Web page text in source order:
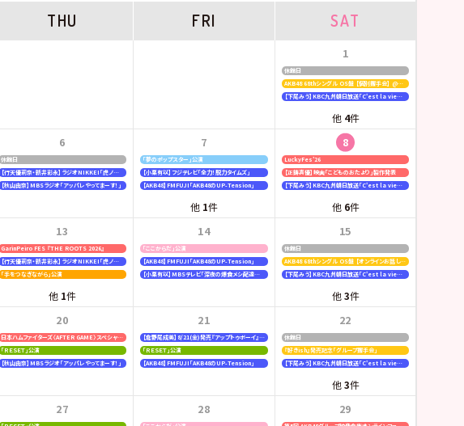
THU FRI SAT
休館日
AKB48 68thシングル OS盤 【個別握手会】 @パシフィコ横浜
【下尾みう】KBC九州朝日放送「C'est la vie〜いのちの声を伝えたい〜」
他 4件
1
休館日
【行天優莉奈・新井彩永】ラジオNIKKEI「虎ノ門 トレンド経済研究所」
【秋山由奈】MBSラジオ「アッパレやってまーす！」
6
「夢のポップスター」公演
【小栗有以】フジテレビ「全力！脱力タイムズ」
【AKB48】FMFUJI「AKB48のUP-Tension」
他 1件
7
LuckyFes’26
【正鋳真優】映画「こどものおたより」製作発表
【下尾みう】KBC九州朝日放送「C'est la vie〜いのちの声を伝えたい〜」
他 6件
8
GarinPeiro FES 『THE ROOTS 2026』
【行天優莉奈・新井彩永】ラジオNIKKEI「虎ノ門 トレンド経済研究所」
「手をつなぎながら」公演
他 1件
13
「ここからだ」公演
【AKB48】FMFUJI「AKB48のUP-Tension」
【小栗有以】MBSテレビ「深夜の爆食メシ配達員ジャンボ」
14
休館日
AKB48 68thシングル OS盤 【オンラインお話し会】
【下尾みう】KBC九州朝日放送「C'est la vie〜いのちの声を伝えたい〜」
他3件
15
日本ハムファイターズ〈AFTER GAME〉スペシャルライブ
「ＲＥＳＥＴ」公演
【秋山由奈】MBSラジオ「アッパレやってまーす！」
20
【倉野尾成美】8/21(金)発売『アップトゥボーイ』連載なるティットコレクション
「ＲＥＳＥＴ」公演
【AKB48】FMFUJI「AKB48のUP-Tension」
21
休館日
『好きish』発売記念「グループ握手会」
【下尾みう】KBC九州朝日放送「C'est la vie〜いのちの声を伝えたい〜」
他3件
22
27 28 29